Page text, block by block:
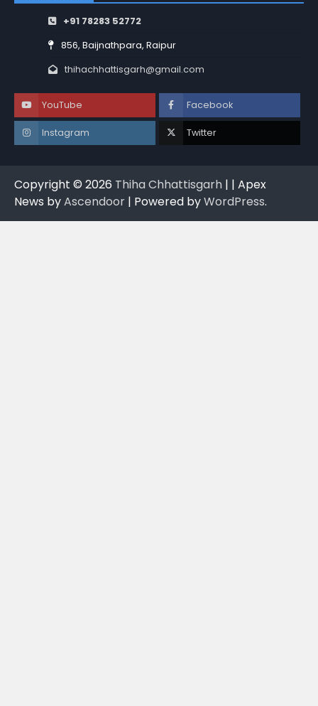
+91 78283 52772
856, Baijnathpara, Raipur
thihachhattisgarh@gmail.com
YouTube Facebook
Instagram Twitter
Copyright © 2026 Thiha Chhattisgarh | | Apex
News byAscendoor | Powered byWordPress.